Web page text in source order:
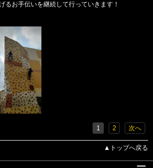
るお手伝いを継続して行っていきます！
1 2 次へ
▲トップへ戻る